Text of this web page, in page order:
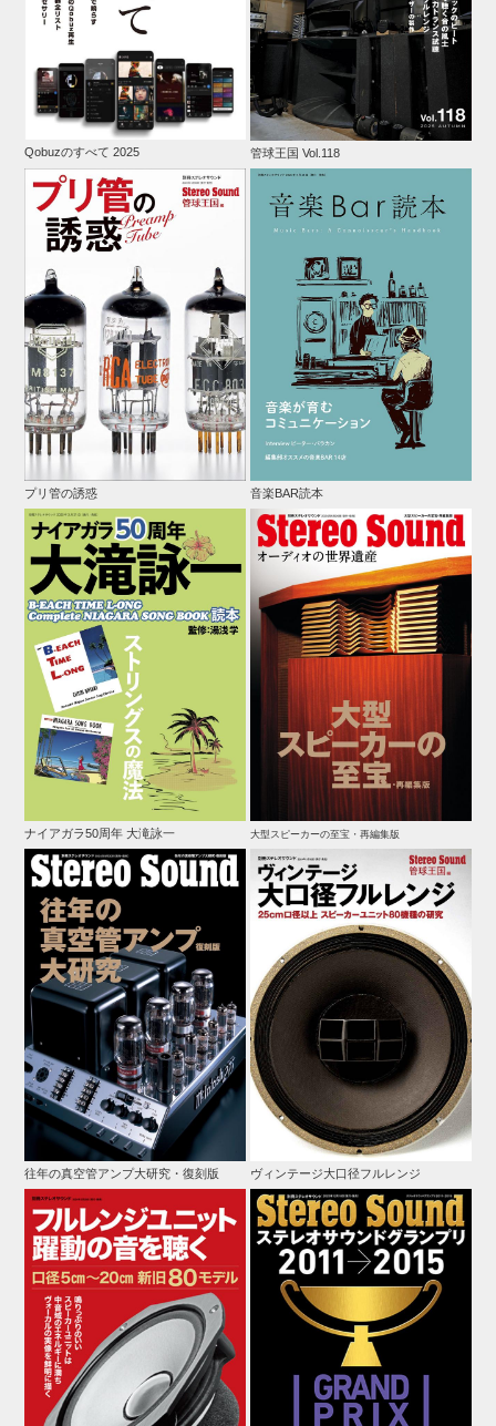
Qobuzのすべて 2025 管球王国 Vol.118
プリ管の誘惑 音楽BAR読本
ナイアガラ50周年 大滝詠一 大型スピーカーの至宝・再編集版
往年の真空管アンプ大研究・復刻版 ヴィンテージ大口径フルレンジ